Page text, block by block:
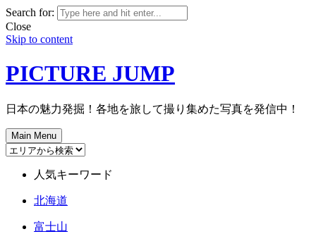
Search for:
Close
Skip to content
PICTURE JUMP
日本の魅力発掘！各地を旅して撮り集めた写真を発信中！
Main Menu
人気キーワード
北海道
富士山